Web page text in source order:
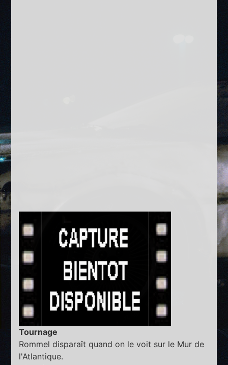
Tournage
Rommel disparaît quand on le voit sur le Mur de
l'Atlantique.